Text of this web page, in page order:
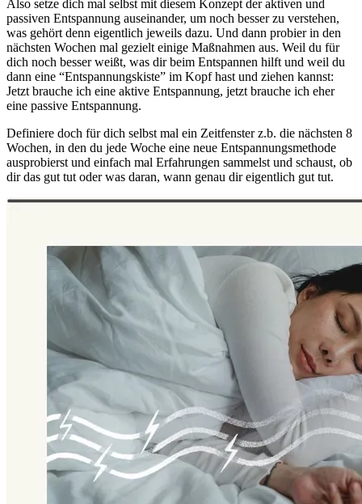
Also setze dich mal selbst mit diesem Konzept der aktiven und
passiven Entspannung auseinander, um noch besser zu verstehen,
was gehört denn eigentlich jeweils dazu. Und dann probier in den
nächsten Wochen mal gezielt einige Maßnahmen aus. Weil du für
dich noch besser weißt, was dir beim Entspannen hilft und weil du
dann eine “Entspannungskiste” im Kopf hast und ziehen kannst:
Jetzt brauche ich eine aktive Entspannung, jetzt brauche ich eher
eine passive Entspannung.
Definiere doch für dich selbst mal ein Zeitfenster z.b. die nächsten 8
Wochen, in den du jede Woche eine neue Entspannungsmethode
ausprobierst und einfach mal Erfahrungen sammelst und schaust, ob
dir das gut tut oder was daran, wann genau dir eigentlich gut tut.